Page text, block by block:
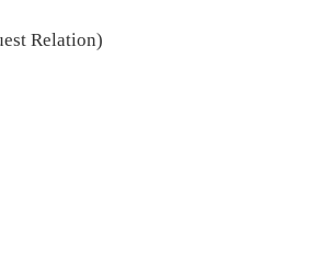
Relation)